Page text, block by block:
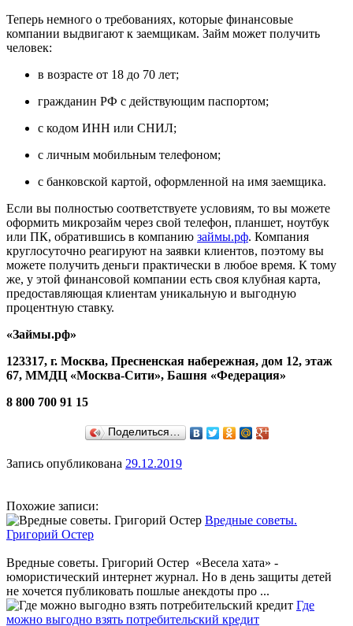
Теперь немного о требованиях, которые финансовые
компании выдвигают к заемщикам. Займ может получить
человек:
в возрасте от 18 до 70 лет;
гражданин РФ с действующим паспортом;
с кодом ИНН или СНИЛ;
с личным мобильным телефоном;
с банковской картой, оформленной на имя заемщика.
Если вы полностью соответствуете условиям, то вы можете
оформить микрозайм через свой телефон, планшет, ноутбук
или ПК, обратившись в компанию займы.рф. Компания
круглосуточно реагируют на заявки клиентов, поэтому вы
можете получить деньги практически в любое время. К тому
же, у этой финансовой компании есть своя клубная карта,
предоставляющая клиентам уникальную и выгодную
процентную ставку.
«Займы.рф»
123317, г. Москва, Пресненская набережная, дом 12, этаж
67, ММДЦ «Москва-Сити», Башня «Федерация»
8 800 700 91 15
Поделиться…
Запись опубликована 29.12.2019
Похожие записи:
Вредные советы.
Григорий Остер
Вредные советы. Григорий Остер «Весела хата» -
юмористический интернет журнал. Но в день защиты детей
не хочется публиковать пошлые анекдоты про ...
Где
можно выгодно взять потребительский кредит